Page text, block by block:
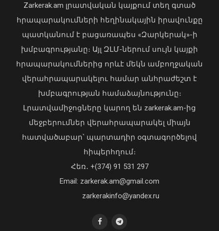
Վահագն Խաչատուրյանն ընդունել է
Picsart ընկերության հիմնադիր և
գործադիր տնօրեն Հովհաննես
06 Օգոստոս, 2026 22:51
04 Օգոստոս, 2026 19:12
Վարչապետ Փաշինյանն այցելել է
«ԷԼԵՎԵՅԹ ԷՅԱՅ» արհեստական
բանականության գործարան
Zarkerak.am լրատվական կայքում տեղ գտած
հրապարակումների հեղինակային իրավունքը
պատկանում է բացառապես «Զարկերակ»-ի
խմբագրությանը։ Այլ ԶԼՄ-ներում սույն կայքի
հրապարակումներից որևէ մեկն ամբողջական
վերահրապարակելու համար անհրաժեշտ է
խմբագրության համաձայնությունը։
Լրատվամիջոցները կարող են zarkerak.am-ից
մեջբերումներ վերահրապարակել միայն
հատվածաբար՝ պարտադիր օգտագործելով
հիպերհղում։
Հեռ․ +(374) 91 531 297
Email: zarkerak.am@gmail.com
zarkerakinfo@yandex.ru